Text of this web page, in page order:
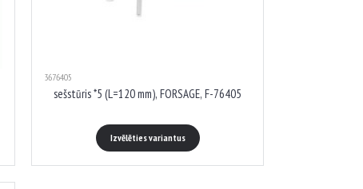
3676405
sešstūris *5 (L=120 mm), FORSAGE, F-76405
Izvēlēties variantus